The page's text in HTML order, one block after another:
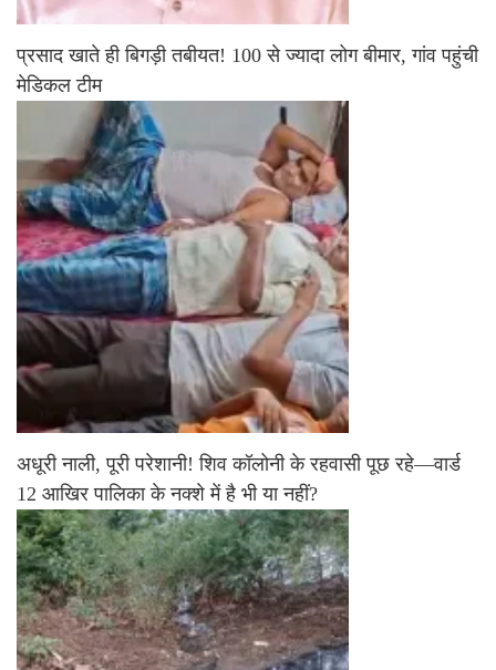
प्रसाद खाते ही बिगड़ी तबीयत! 100 से ज्यादा लोग बीमार, गांव पहुंची
मेडिकल टीम
अधूरी नाली, पूरी परेशानी! शिव कॉलोनी के रहवासी पूछ रहे—वार्ड
12 आखिर पालिका के नक्शे में है भी या नहीं?